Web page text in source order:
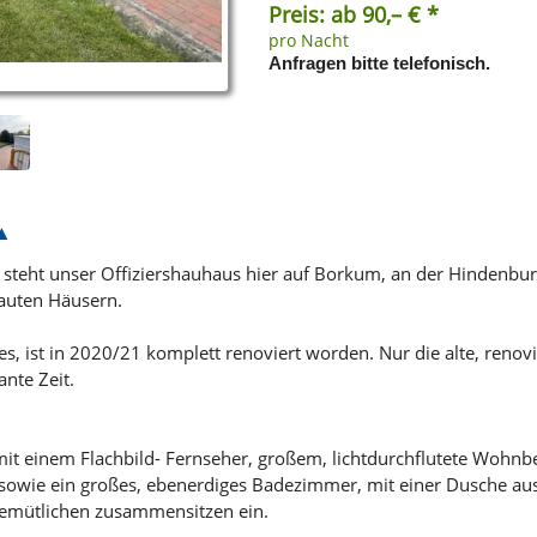
Preis: ab 90,– € *
pro Nacht
Anfragen bitte telefonisch.
unser Offiziershauhaus hier auf Borkum, an der
Häusern.
ist in 2020/21 komplett renoviert worden. Nur die alte,
Zeit.
einem Flachbild- Fernseher, großem, lichtdurchflutete
ein großes, ebenerdiges Badezimmer, mit einer Dusche
zusammensitzen ein.